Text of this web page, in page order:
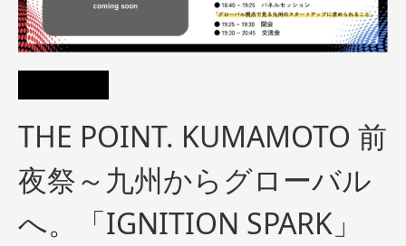
THE POINT. KUMAMOTO 前
夜祭～九州からグローバル
へ。「IGNITION SPARK」